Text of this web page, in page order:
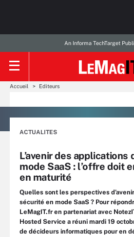
An Informa TechTarget
Accueil Editeurs
ACTUALITES
L’avenir des applications
mode SaaS : l’offre doit
en maturité
Quelles sont les perspectives
sécurité en mode SaaS ? Pour
LeMagIT.fr en partenariat avec
Hosted Service a réuni mardi 19
de décideurs informatiques pour en